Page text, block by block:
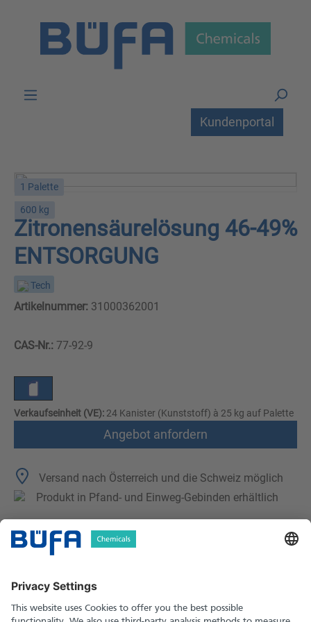
Kundenportal
1 Palette
600 kg
Zitronensäurelösung 46-49%
ENTSORGUNG
Tech
Artikelnummer: 31000362001
CAS-Nr.: 77-92-9
Verkaufseinheit (VE): 24 Kanister (Kunststoff) à 25 kg auf Palette
Angebot anfordern
Versand nach Österreich und die Schweiz möglich
Produkt in Pfand- und Einweg-Gebinden erhältlich
Technische Merkmale
Sicherheitshinweise